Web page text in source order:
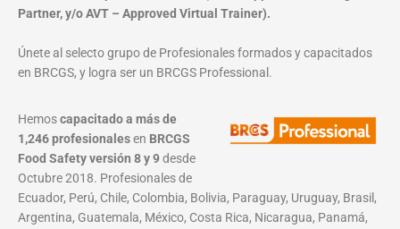
Partner, y/o AVT – Approved Virtual Trainer).
Únete al selecto grupo de Profesionales formados y capacitados
en BRCGS, y logra ser un BRCGS Professional.
Hemoscapacitado a más de
1,246 profesionalesen BRCGS
Food Safety versión 8 y 9desde
Octubre 2018. Profesionales de
Ecuador, Perú, Chile, Colombia, Bolivia, Paraguay, Uruguay, Brasil,
Argentina, Guatemala, México, Costa Rica, Nicaragua, Panamá,